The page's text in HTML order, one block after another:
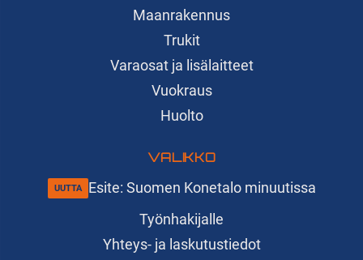
Maanrakennus
Trukit
Varaosat ja lisälaitteet
Vuokraus
Huolto
VALIKKO
Esite: Suomen Konetalo minuutissa
Työnhakijalle
Yhteys- ja laskutustiedot